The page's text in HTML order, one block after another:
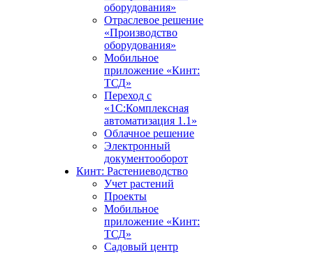
оборудования»
Отраслевое решение
«Производство
оборудования»
Мобильное
приложение «Кинт:
ТСД»
Переход с
«1С:Комплексная
автоматизация 1.1»
Облачное решение
Электронный
документооборот
Кинт: Растениеводство
Учет растений
Проекты
Мобильное
приложение «Кинт:
ТСД»
Садовый центр